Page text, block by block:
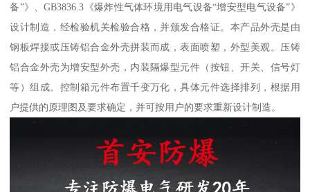
备”》、GB3836.3《爆炸性气体环境用电气设备“增安型电气设备”》
设计制造，经检验机关检验合格，并颁发合格证。本产品外壳是由
钢板焊接或压铸铝合金外壳拼装而成，表面喷塑，外型美观。压铸
铝合金外壳为增安型外壳，内装隔爆型元件（按钮、开关、信号灯
等）组成。控制箱元件布置千变万化，具体元件选择排列，根据用
户提供的原理图及要求确定，并可按用户的要求重新设计制造。